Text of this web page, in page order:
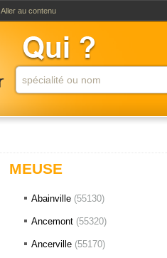
Aller au contenu
MEUSE
Abainville (55130)
Ancemont (55320)
Ancerville (55170)